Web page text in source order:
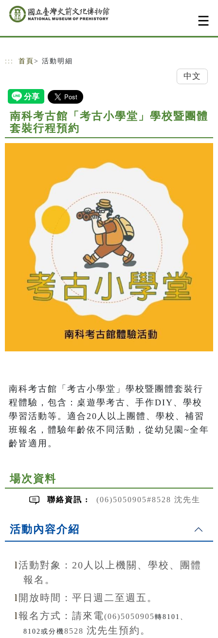
跳到主要內容
網站導覽
::: 首頁 > 活動明細
中文
南科考古館「考古小學堂」學校暨團體
套裝行程預約
南科考古館「考古小學堂」學校暨團體套裝行
程體驗，包含：桌遊學考古、手作DIY、學校
學習活動等。適合20人以上團體、學校、補習
班報名，體驗年齡依不同活動，從幼兒園~全年
齡皆適用。
場次資料
聯絡資訊 : (06)5050905#8528 沈先生
活動內容介紹
l活動對象：20 人以上機關、學校、團體
報名。
l 開放時間： 平日週二至週五。
l報名方式： 請來電(06)5050905轉8101、
8102或分機8528 沈先生預約。